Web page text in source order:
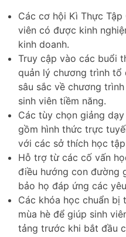
Các cơ hội Kì Thực
viên có được kinh
kinh doanh.
Truy cập vào các buổi
quản lý chương trình tổ
sâu sắc về chương
sinh viên tiềm năng.
Các tùy chọn giảng
gồm hình thức trực
với các sở thích học
Hỗ trợ từ các cố vấn
điều hướng con đường
bảo họ đáp ứng các
Các khóa học chuẩn bị
mùa hè để giúp sinh
tảng trước khi bắt đầu